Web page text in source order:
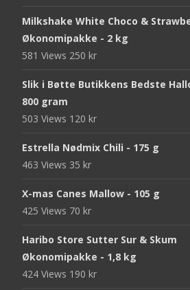
Milkshake White Choco &
Økonomipakke - 2 kg
581 Views 250 kr
Slik i Bøtte Butikkens Bedste
800 gram
503 Views 120 kr
Estrella Nødmix Chili - 175 g
463 Views 35 kr
X-mas Canes Mallow - 105 g
425 Views 70 kr
Haribo Store Sutter Sur & Skum
Økonomipakke - 1,8 kg
424 Views 190 kr